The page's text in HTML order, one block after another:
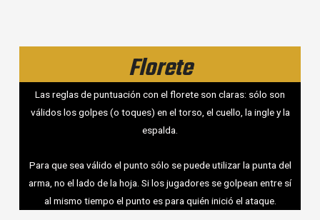
Florete
Las reglas de puntuación con el florete son claras: sólo son
válidos los golpes (o toques) en el torso, el cuello, la ingle y la
espalda.
Para que sea válido el punto sólo se puede utilizar la punta del
arma, no el lado de la hoja. Si los jugadores se golpean entre sí
al mismo tiempo el punto es para quién inició el ataque.